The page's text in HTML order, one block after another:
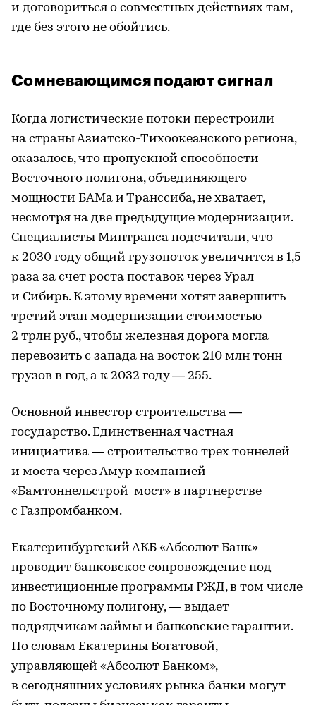
и договориться о совместных действиях там,
где без этого не обойтись.
Сомневающимся подают сигнал
Когда логистические потоки перестроили
на страны Азиатско-Тихоокеанского региона,
оказалось, что пропускной способности
Восточного полигона, объединяющего
мощности БАМа и Транссиба, не хватает,
несмотря на две предыдущие модернизации.
Специалисты Минтранса подсчитали, что
к 2030 году общий грузопоток увеличится в 1,5
раза за счет роста поставок через Урал
и Сибирь. К этому времени хотят завершить
третий этап модернизации стоимостью
2 трлн руб., чтобы железная дорога могла
перевозить с запада на восток 210 млн тонн
грузов в год, а к 2032 году — 255.
Основной инвестор строительства —
государство. Единственная частная
инициатива — строительство трех тоннелей
и моста через Амур компанией
«Бамтоннельстрой-мост» в партнерстве
с Газпромбанком.
Екатеринбургский АКБ «Абсолют Банк»
проводит банковское сопровождение под
инвестиционные программы РЖД, в том числе
по Восточному полигону, — выдает
подрядчикам займы и банковские гарантии.
По словам Екатерины Богатовой,
управляющей «Абсолют Банком»,
в сегодняшних условиях рынка банки могут